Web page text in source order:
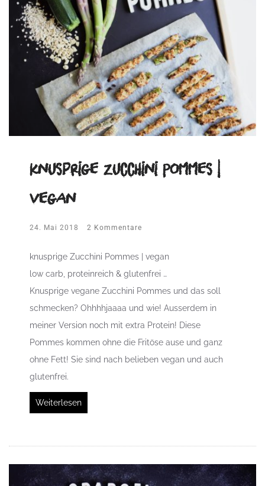
knusprige Zucchini Pommes |
vegan
24. Mai 2018 2 Kommentare
knusprige Zucchini Pommes | vegan
low carb, proteinreich & glutenfrei …
Knusprige vegane Zucchini Pommes und das soll
schmecken? Ohhhhjaaaa und wie! Ausserdem in
meiner Version noch mit extra Protein! Diese
Pommes kommen ohne die Fritöse ause und ganz
ohne Fett! Sie sind nach belieben vegan und auch
glutenfrei.
Weiterlesen